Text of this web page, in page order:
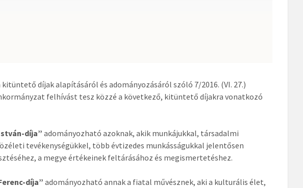
díjak alapításáról és adományozásáról szóló 7/2016. (VI. 27.)
felhívást tesz közzé a következő, kitüntető díjakra vonatkozó
díja”adományozható azoknak, akik munkájukkal, társadalmi
tevékenységükkel, több évtizedes munkásságukkal jelentősen
a megye értékeinek feltárásához és megismertetéshez.
díja”adományozható annak a fiatal művésznek, aki a kulturális élet,